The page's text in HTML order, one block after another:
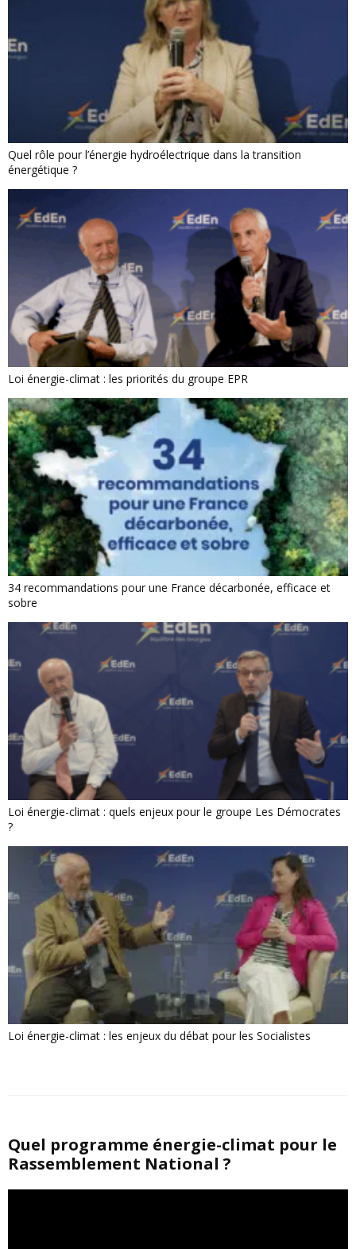
Quel rôle pour l’énergie hydroélectrique dans la transition
énergétique ?
Loi énergie-climat : les priorités du groupe EPR
34 recommandations pour une France décarbonée, efficace et
sobre
Loi énergie-climat : quels enjeux pour le groupe Les Démocrates
?
Loi énergie-climat : les enjeux du débat pour les Socialistes
Quel programme énergie-climat pour le
Rassemblement National ?